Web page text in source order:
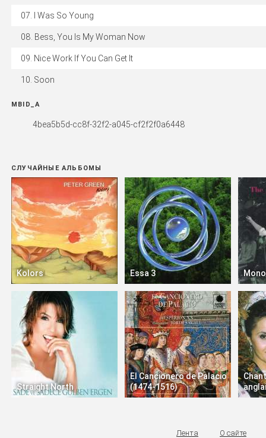
I Was So Young
Bess, You Is My Woman Now
Nice Work If You Can Get It
Soon
MBID_A
4bea5b5d-cc8f-32f2-a045-cf2f2f0a6448
СЛУЧАЙНЫЕ АЛЬБОМЫ
Kolors Essa 3
Straight North
El Cancionero de Palacio
(1474-1516)
Лента О сайте